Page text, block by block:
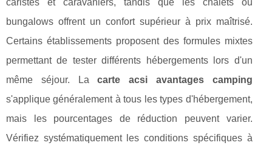
bungalows offrent un confort supérieur à prix maîtrisé.
Certains établissements proposent des formules mixtes
permettant de tester différents hébergements lors d'un
même séjour. Lacarte acsi avantages camping
s'applique généralement à tous les types d'hébergement,
mais les pourcentages de réduction peuvent varier.
Vérifiez systématiquement les conditions spécifiques à